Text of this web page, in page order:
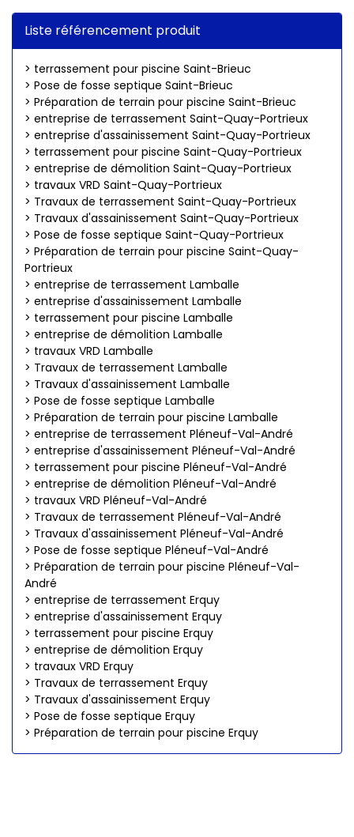
Liste référencement produit
> terrassement pour piscine Saint-Brieuc
> Pose de fosse septique Saint-Brieuc
> Préparation de terrain pour piscine Saint-Brieuc
> entreprise de terrassement Saint-Quay-Portrieux
> entreprise d'assainissement Saint-Quay-Portrieux
> terrassement pour piscine Saint-Quay-Portrieux
> entreprise de démolition Saint-Quay-Portrieux
> travaux VRD Saint-Quay-Portrieux
> Travaux de terrassement Saint-Quay-Portrieux
> Travaux d'assainissement Saint-Quay-Portrieux
> Pose de fosse septique Saint-Quay-Portrieux
> Préparation de terrain pour piscine Saint-Quay-
Portrieux
> entreprise de terrassement Lamballe
> entreprise d'assainissement Lamballe
> terrassement pour piscine Lamballe
> entreprise de démolition Lamballe
> travaux VRD Lamballe
> Travaux de terrassement Lamballe
> Travaux d'assainissement Lamballe
> Pose de fosse septique Lamballe
> Préparation de terrain pour piscine Lamballe
> entreprise de terrassement Pléneuf-Val-André
> entreprise d'assainissement Pléneuf-Val-André
> terrassement pour piscine Pléneuf-Val-André
> entreprise de démolition Pléneuf-Val-André
> travaux VRD Pléneuf-Val-André
> Travaux de terrassement Pléneuf-Val-André
> Travaux d'assainissement Pléneuf-Val-André
> Pose de fosse septique Pléneuf-Val-André
> Préparation de terrain pour piscine Pléneuf-Val-
André
> entreprise de terrassement Erquy
> entreprise d'assainissement Erquy
> terrassement pour piscine Erquy
> entreprise de démolition Erquy
> travaux VRD Erquy
> Travaux de terrassement Erquy
> Travaux d'assainissement Erquy
> Pose de fosse septique Erquy
> Préparation de terrain pour piscine Erquy